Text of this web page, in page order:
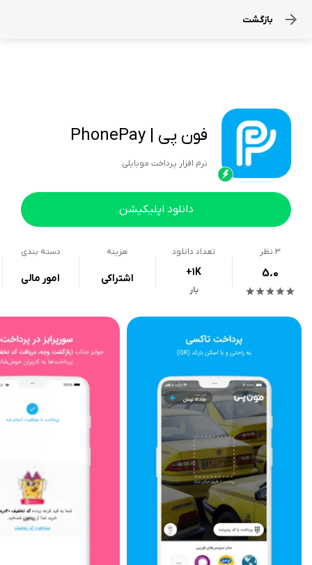
بازگشت
فون پی | PhonePay
نرم افزار پرداخت موبایلی
دانلود اپلیکیشن
3 نظر
5.0
تعداد دانلود
+1K
بار
هزینه
اشتراکی
دسته بندی
امور مالی